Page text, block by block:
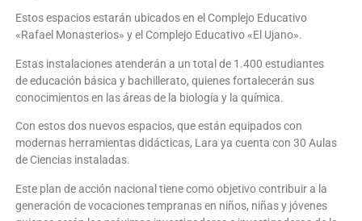
Estos espacios estarán ubicados en el Complejo Educativo
«Rafael Monasterios» y el Complejo Educativo «El Ujano».
Estas instalaciones atenderán a un total de 1.400 estudiantes
de educación básica y bachillerato, quienes fortalecerán sus
conocimientos en las áreas de la biología y la química.
Con estos dos nuevos espacios, que están equipados con
modernas herramientas didácticas, Lara ya cuenta con 30 Aulas
de Ciencias instaladas.
Este plan de acción nacional tiene como objetivo contribuir a la
generación de vocaciones tempranas en niños, niñas y jóvenes